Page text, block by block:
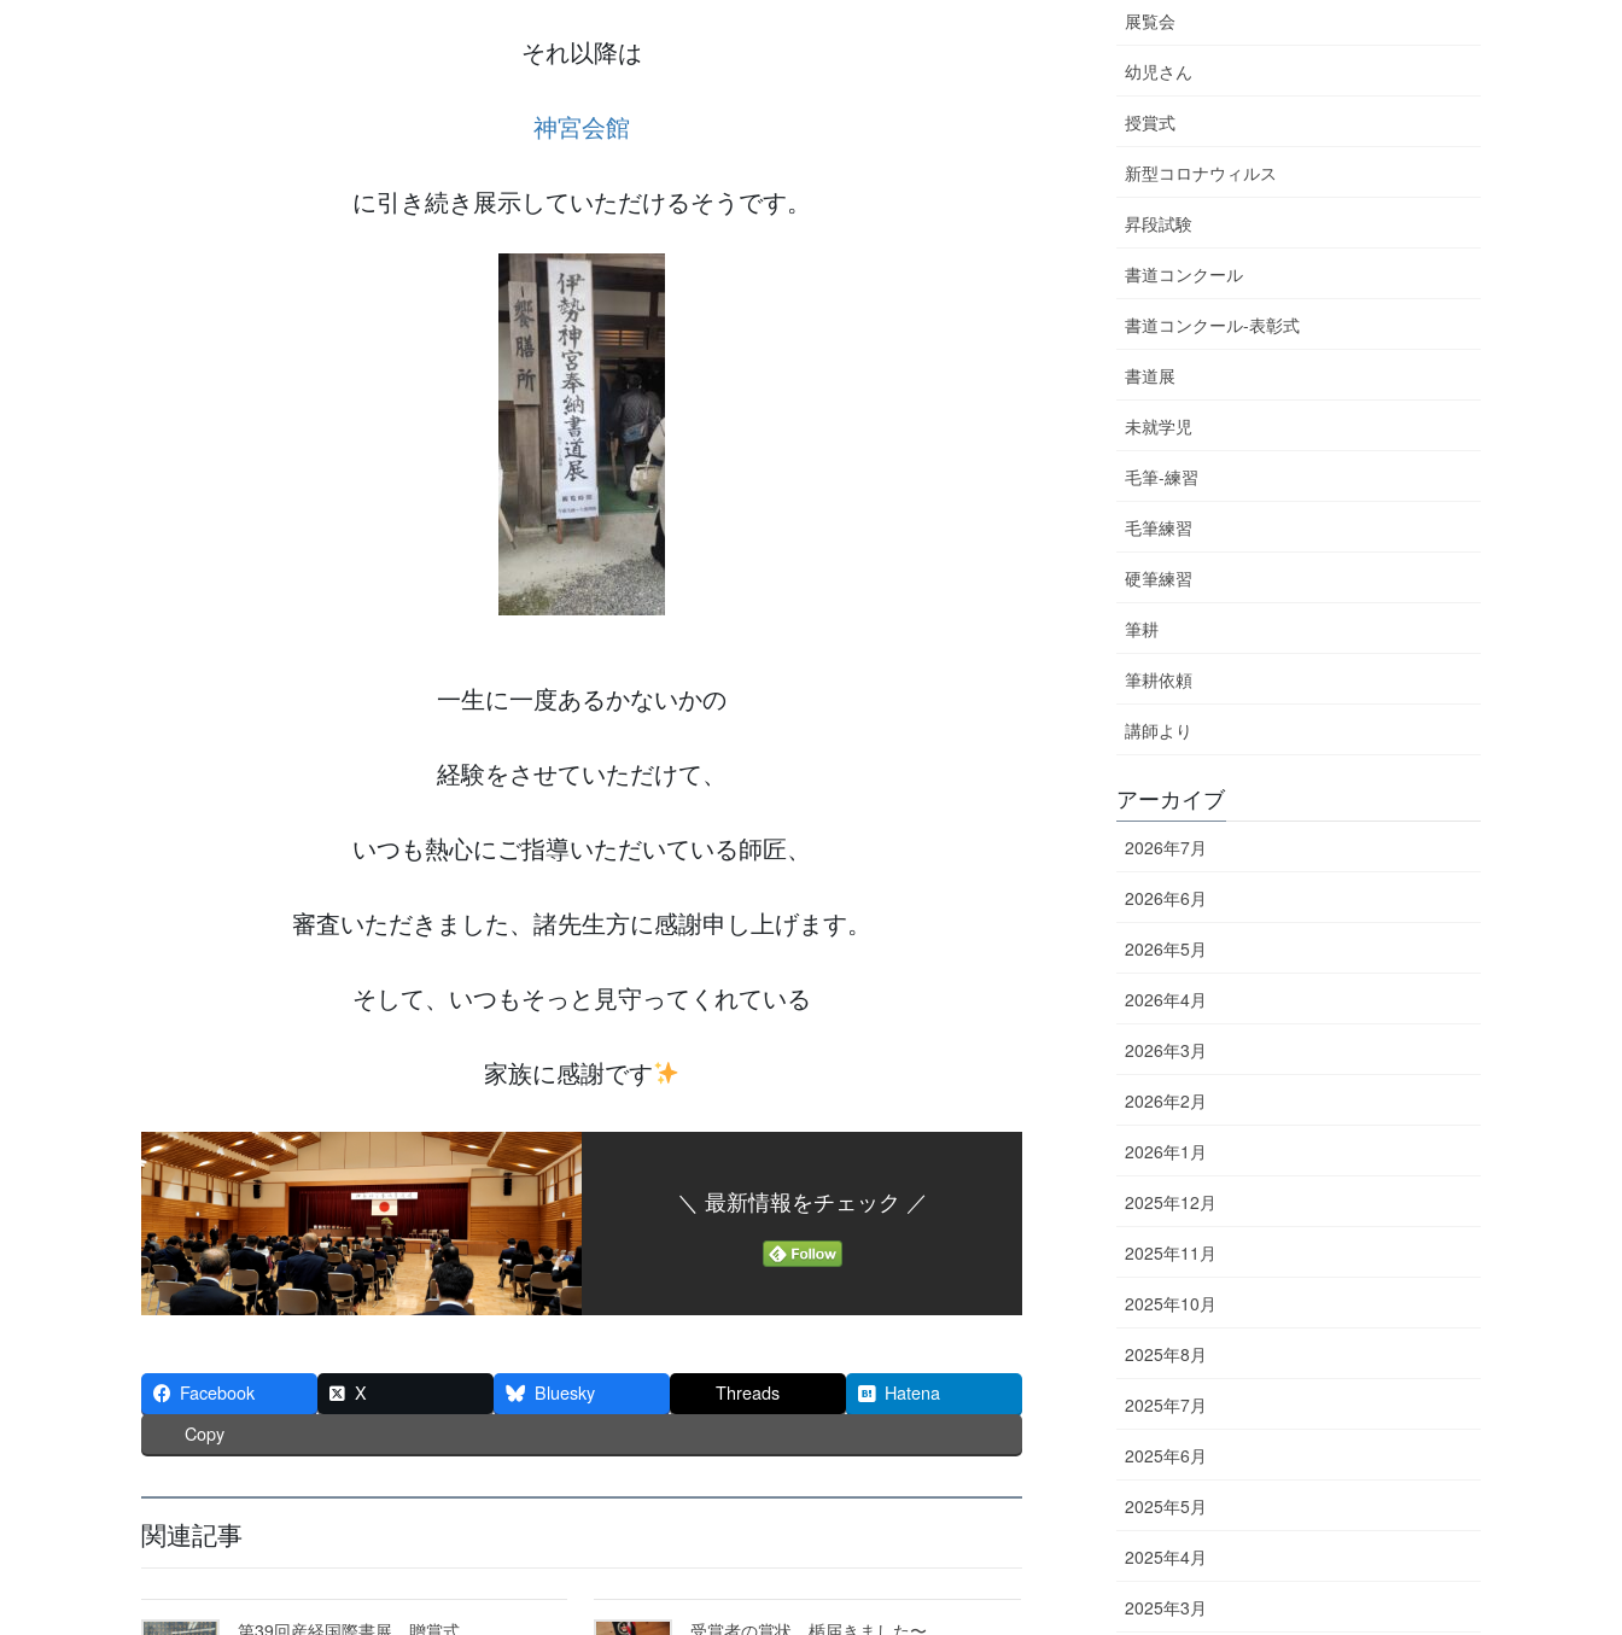
それ以降は
神宮会館
に引き続き展示していただけるそうです。
一生に一度あるかないかの
経験をさせていただけて、
いつも熱心にご指導いただいている師匠、
審査いただきました、諸先生方に感謝申し上げます。
そして、いつもそっと見守ってくれている
家族に感謝です
＼ 最新情報をチェック ／
Facebook X Bluesky Threads
Hatena
Copy
関連記事
第39回産経国際書展 贈賞式 受賞者の賞状、楯届きました〜
展覧会
幼児さん
授賞式
新型コロナウィルス
昇段試験
書道コンクール
書道コンクール-表彰式
書道展
未就学児
毛筆-練習
毛筆練習
硬筆練習
筆耕
筆耕依頼
講師より
アーカイブ
2026年7月
2026年6月
2026年5月
2026年4月
2026年3月
2026年2月
2026年1月
2025年12月
2025年11月
2025年10月
2025年8月
2025年7月
2025年6月
2025年5月
2025年4月
2025年3月